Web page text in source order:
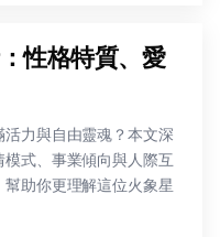
性格特質、愛
力與自由靈魂？本文深
式、事業傾向與人際互
助你更理解這位火象星